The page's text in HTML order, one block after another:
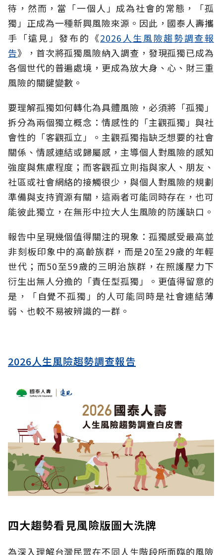
待，然而，當「一個人」成為社會的常態，「孤
獨」正成為一種新興風險來源。因此，國泰人壽攜
手「遠見」發布的《2026人生風險趨勢調查報
告》，首次將孤獨風險納入調查，發現孤獨已成為
各個世代的普遍處境，更成為放大身、心、財三重
風險的關鍵變數。
要理解孤獨如何轉化為具體風險，必須將「孤獨」
拆分為兩個獨立概念：情感性的「主觀孤獨」與社
會性的「客觀孤立」。主觀孤獨指缺乏想要的社會
關係、情感連結或歸屬感，主導個人對風險的感知
強度與焦慮程度；而客觀孤立則指與家人、朋友、
社區或社會網絡的接觸很少，與個人對風險的規劃
準備與支持資源有關，這兩者可能同時存在，也可
能彼此獨立，在無形中拉大人生風險的防護缺口。
報告中呈現幾個值得關注的現象：孤獨感受最高並
非刻板印象中的高齡族群，而是20至29歲的年輕
世代；而50至59歲的三明治族群，在照護壓力下
衍生出無人分擔的「責任型孤獨」。更值得留意的
是，「自覺不孤獨」的人可能同時是社會連結薄
弱、也較不易被辨識的一群。
2026人生風險趨勢調查報告
四大趨勢看見風險版圖大洗牌
為深入理解台灣民眾在不同人生階段所面臨的風險